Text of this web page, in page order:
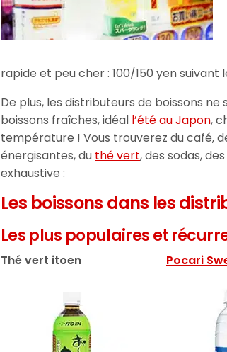
rapide et peu cher : 100/150 yen suivant
De plus, les distributeurs de boissons
boissons fraîches, idéal l’été au Japon,
température ! Vous trouverez du café,
énergisantes, du thé vert, des sodas,
exhaustive :
Les boissons dans les
Les plus populaires et
Thé vert itoen Pocari